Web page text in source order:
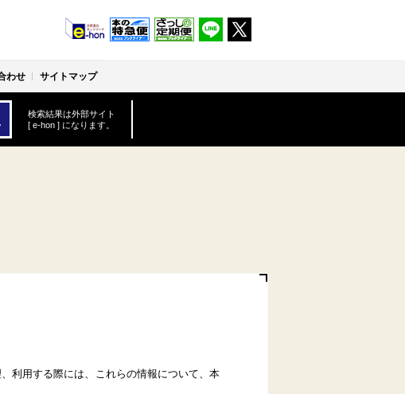
わせ サイトマップ
検索結果は外部サイト
[ e-hon ] になります。
利用する際には、これらの情報について、本